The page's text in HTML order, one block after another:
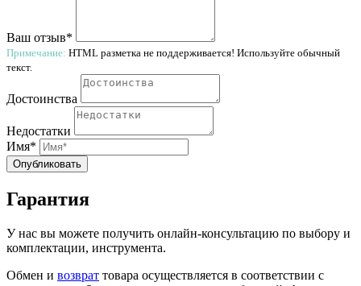
Ваш отзыв*
Примечание: HTML разметка не поддерживается! Используйте обычный
текст.
Достоинства
Недостатки
Имя*
Опубликовать
Гарантия
У нас вы можете получить онлайн-консультацию по выбору и
комплектации, инструмента.
Обмен и возврат товара осуществляется в соответствии с